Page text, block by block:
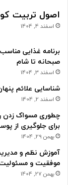
اصول تربیت
اسفند 4, 1404
برنامه غذایی
صبحانه تا شام
اسفند 3, 1404
شناسایی علائم
اسفند 2, 1404
برای جلوگیری از
بهمن 29, 1404
آموزش نظم و
موفقیت و مسئولیت
بهمن 27, 1404